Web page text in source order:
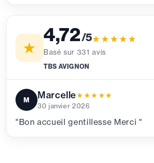
★
4,72/5★★★★★
★★★★★
Basé sur 331 avis
TBS AVIGNON
M Marcelle★★★★★
★★★★★
30 janvier 2026
"Bon accueil gentillesse Merci "